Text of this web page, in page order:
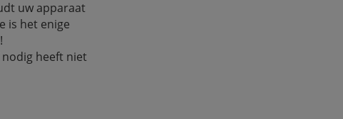
uw apparaat
is het enige
nodig heeft niet